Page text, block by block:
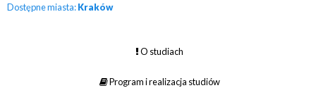
Dostępne miasta:Kraków
O studiach
Program i realizacja studiów